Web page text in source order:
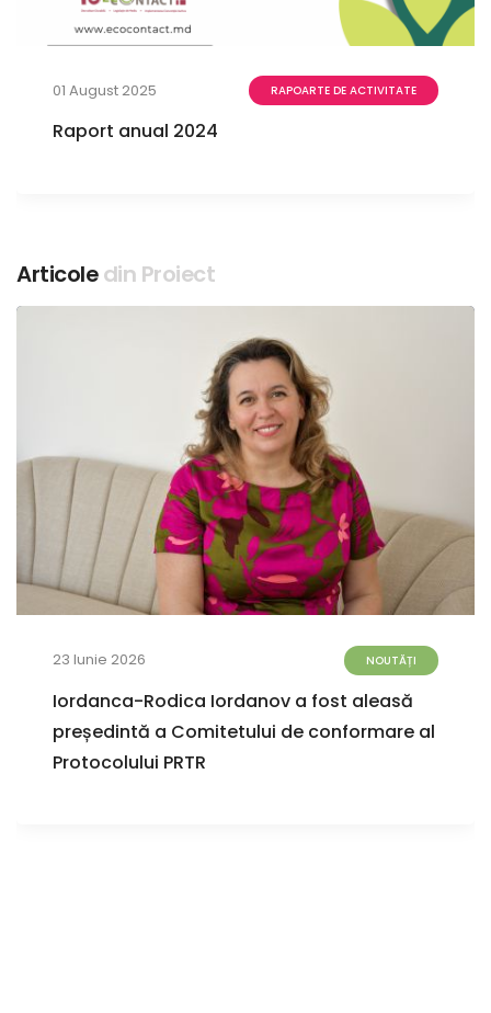
01 August 2025 RAPOARTE DE ACTIVITATE
Raport anual 2024
Articoledin Proiect
23 Iunie 2026 NOUTĂȚI
Iordanca-Rodica Iordanov a fost aleasă
președintă a Comitetului de conformare al
Protocolului PRTR